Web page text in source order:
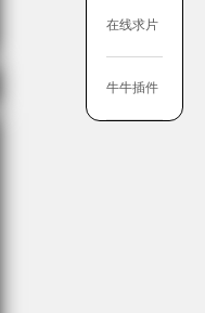
在线求片
牛牛插件